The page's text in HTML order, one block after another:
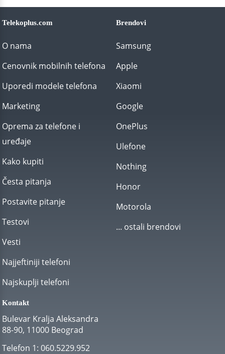
Telekoplus.com
O nama
Cenovnik mobilnih telefona
Uporedi modele telefona
Marketing
Oprema za telefone i
uređaje
Kako kupiti
Česta pitanja
Postavite pitanje
Testovi
Vesti
Najjeftiniji telefoni
Najskuplji telefoni
Brendovi
Samsung
Apple
Xiaomi
Google
OnePlus
Ulefone
Nothing
Honor
Motorola
... ostali brendovi
Kontakt
Bulevar Kralja Aleksandra
88-90, 11000 Beograd
Telefon 1: 060.5229.952